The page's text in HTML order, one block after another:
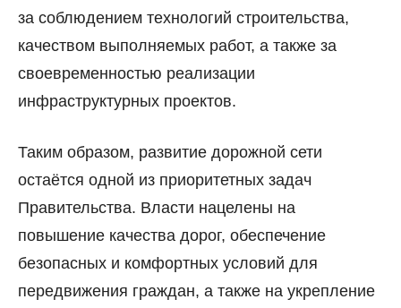
за соблюдением технологий строительства,
качеством выполняемых работ, а также за
своевременностью реализации
инфраструктурных проектов.
Таким образом, развитие дорожной сети
остаётся одной из приоритетных задач
Правительства. Власти нацелены на
повышение качества дорог, обеспечение
безопасных и комфортных условий для
передвижения граждан, а также на укрепление